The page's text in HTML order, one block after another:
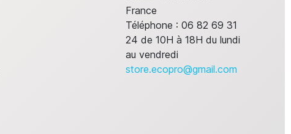
France
Téléphone : 06 82 69 31
24 de 10H à 18H du lundi
au vendredi
store.ecopro@gmail.com